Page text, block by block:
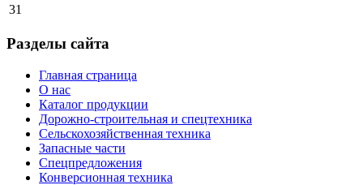
31
Разделы сайта
Главная страница
О нас
Каталог продукции
Дорожно-строительная и спецтехника
Сельскохозяйственная техника
Запасные части
Спецпредложения
Конверсионная техника